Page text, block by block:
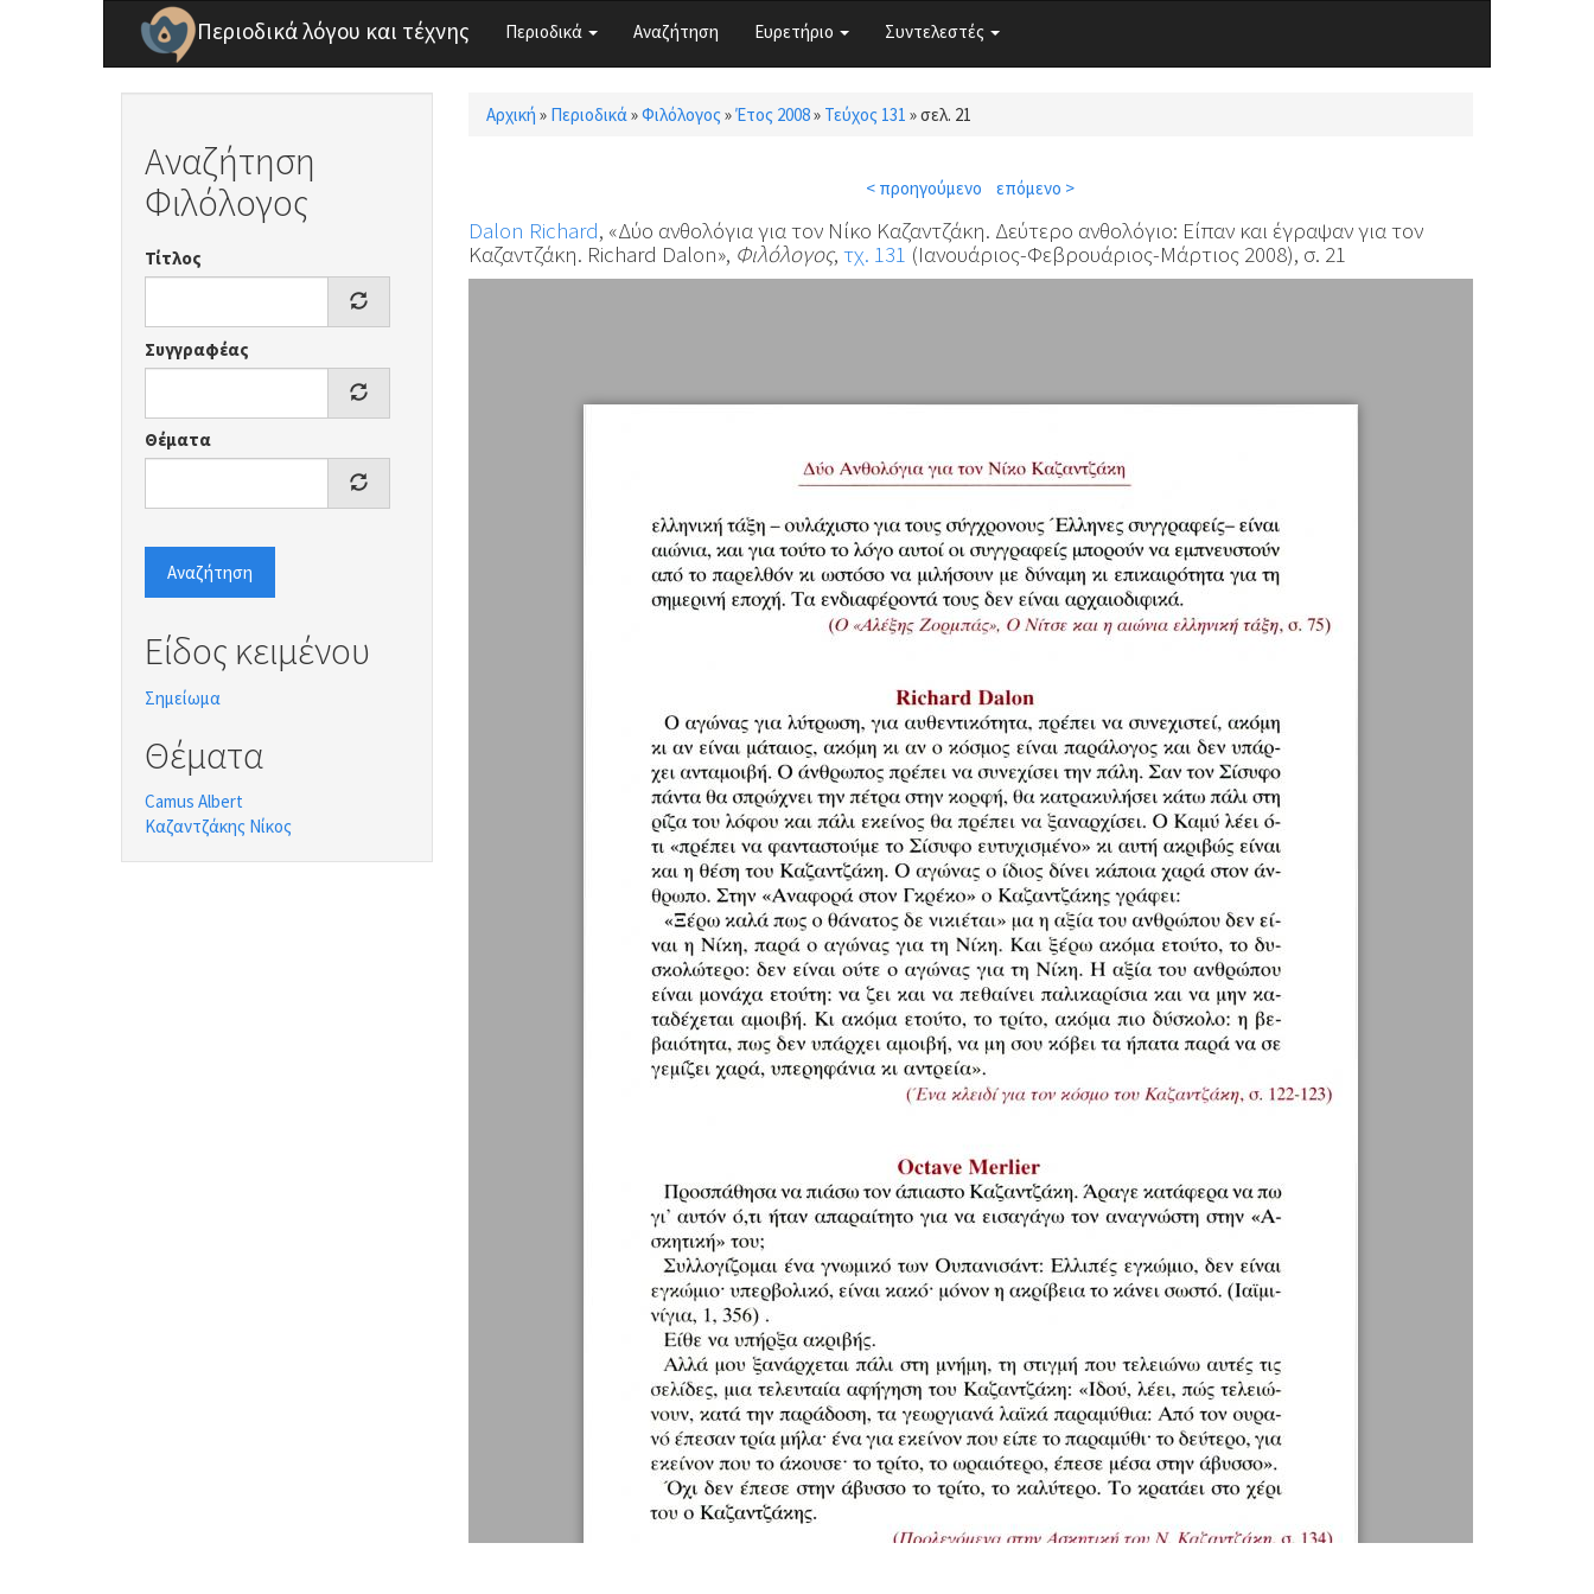
Παράκαμψη προς το κυρίως περιεχόμενο
Περιοδικά λόγου και τέχνης Περιοδικά Αναζήτηση Ευρετήριο Συντελεστές
Αναζήτηση
Φιλόλογος
Τίτλος
Συγγραφέας
Θέματα
Αναζήτηση
Είδος κειμένου
Σημείωμα
Θέματα
Camus Albert
Καζαντζάκης Νίκος
Είστε εδώ
Αρχική » Περιοδικά»Φιλόλογος »Έτος 2008» Τεύχος 131 »σελ. 21
< προηγούμενο επόμενο >
Dalon Richard, «Δύο ανθολόγια για τον Νίκο Καζαντζάκη. Δεύτερο ανθολόγιο: Είπαν και έγραψαν για τον
Καζαντζάκη. Richard Dalon», Φιλόλογος, τχ. 131 (Ιανουάριος-Φεβρουάριος-Μάρτιος 2008), σ. 21